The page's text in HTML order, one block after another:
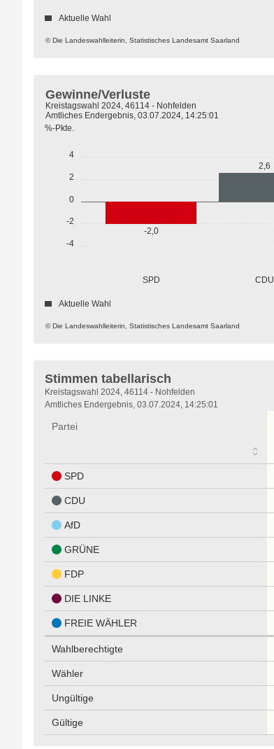
© Die Landeswahlleiterin, Statistisches Landesamt Saarland
Aktuelle Wahl
-4
-2
0
2
4
%-Pkte.
SPD CDU
-2,0
2,6
© Die Landeswahlleiterin, Statistisches Landesamt Saarland
Gewinne/Verluste
Kreistagswahl 2024, 46114 - Nohfelden
Amtliches Endergebnis, 03.07.2024, 14:25:01
Aktuelle Wahl
Stimmen tabellarisch
Stimmen
tabellarisch
Kreistagswahl 2024, 46114 - Nohfelden
Amtliches Endergebnis, 03.07.2024, 14:25:01
Partei
SPD
CDU
AfD
GRÜNE
FDP
DIE LINKE
FREIE WÄHLER
Wahlberechtigte
Wähler
Ungültige
Gültige